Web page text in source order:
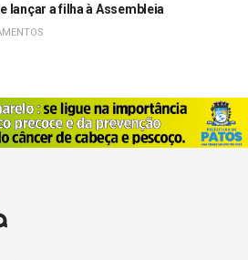
lançar a filha à Assembleia